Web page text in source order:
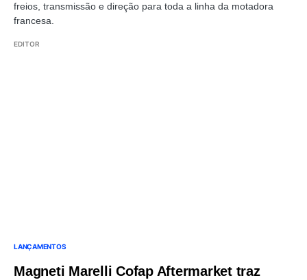
freios, transmissão e direção para toda a linha da motadora
francesa.
EDITOR
LANÇAMENTOS
Magneti Marelli Cofap Aftermarket traz